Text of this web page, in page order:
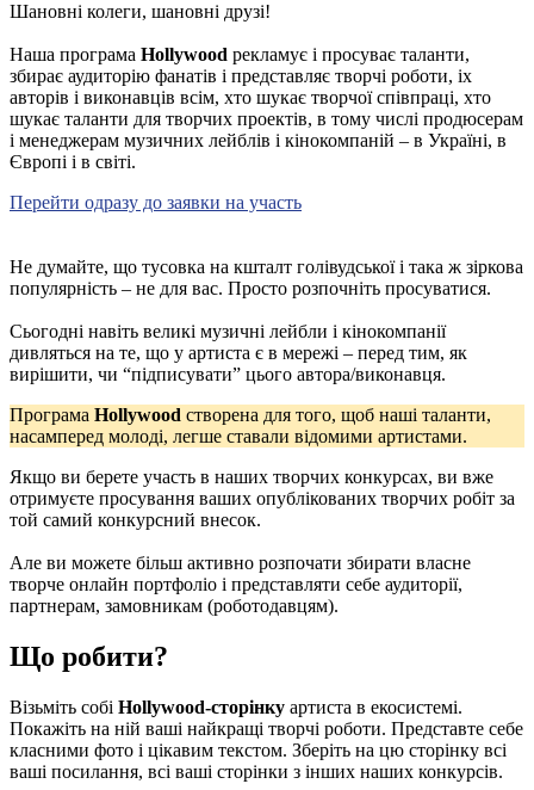
Шановні колеги, шановні друзі!
Наша програма Hollywood рекламує і просуває таланти,
збирає аудиторію фанатів і представляє творчі роботи, іх
авторів і виконавців всім, хто шукає творчої співпраці, хто
шукає таланти для творчих проектів, в тому числі продюсерам
і менеджерам музичних лейблів і кінокомпаній – в Україні, в
Європі і в світі.
Перейти одразу до заявки на участь
Не думайте, що тусовка на кшталт голівудської і така ж зіркова
популярність – не для вас. Просто розпочніть просуватися.
Сьогодні навіть великі музичні лейбли і кінокомпанії
дивляться на те, що у артиста є в мережі – перед тим, як
вирішити, чи “підписувати” цього автора/виконавця.
Програма Hollywood створена для того, щоб наші таланти,
насамперед молоді, легше ставали відомими артистами.
Якщо ви берете участь в наших творчих конкурсах, ви вже
отримуєте просування ваших опублікованих творчих робіт за
той самий конкурсний внесок.
Але ви можете більш активно розпочати збирати власне
творче онлайн портфоліо і представляти себе аудиторії,
партнерам, замовникам (роботодавцям).
Що робити?
Візьміть собі Hollywood-сторінку артиста в екосистемі.
Покажіть на ній ваші найкращі творчі роботи. Представте себе
класними фото і цікавим текстом. Зберіть на цю сторінку всі
ваші посилання, всі ваші сторінки з інших наших конкурсів.